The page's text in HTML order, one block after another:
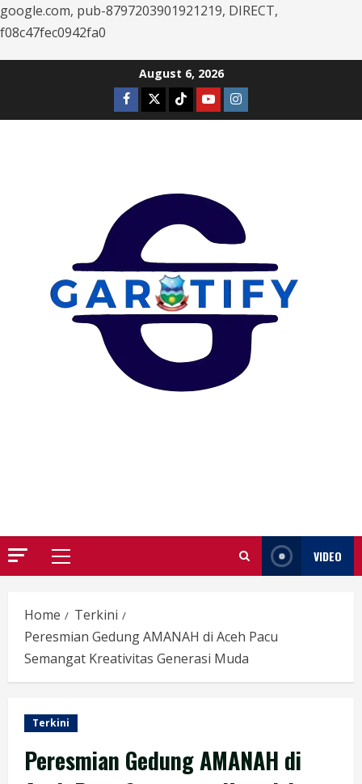
google.com, pub-8797203901921219, DIRECT,
f08c47fec0942fa0
August 6, 2026
Facebook
TwitterTiktokYoutubeInstagram
Primary
VIDEO
Home
Terkini
Peresmian Gedung AMANAH di Aceh Pacu
Semangat Kreativitas Generasi Muda
Terkini
Peresmian Gedung AMANAH di